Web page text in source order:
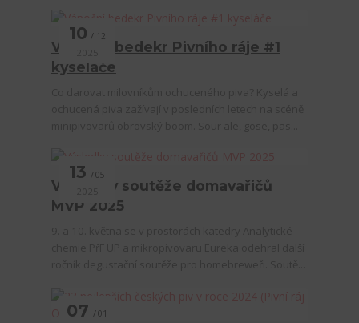
10 12
Vánoční bedekr Pivního ráje #1
kyseláče
13 05
Výsledky soutěže domavařičů
MVP 2025
07 01